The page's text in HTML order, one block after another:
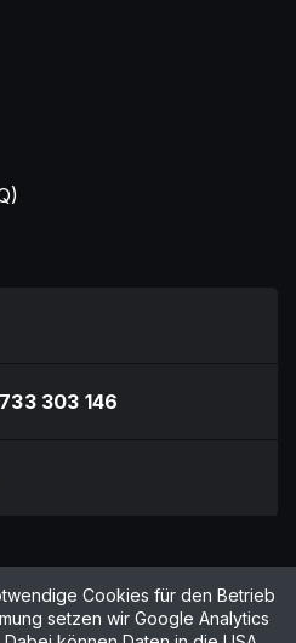
303 146
Cookies für den Betrieb
setzen wir Google Analytics